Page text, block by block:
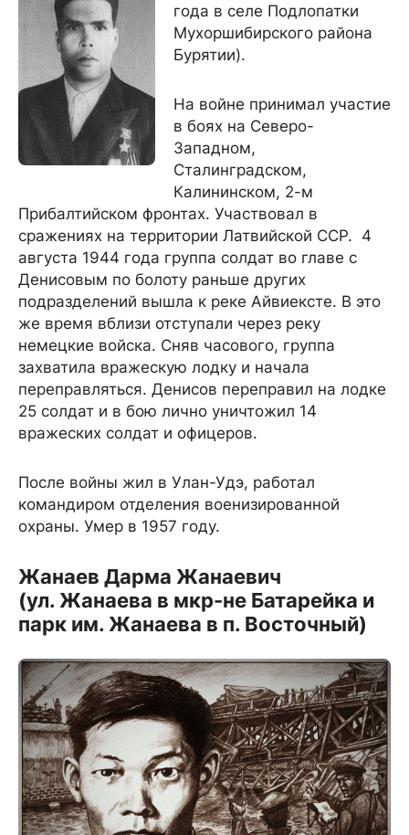
года в селе Подлопатки
Мухоршибирского района
Бурятии).
На войне принимал участие
в боях на Северо-
Западном,
Сталинградском,
Калининском, 2-м
Прибалтийском фронтах. Участвовал в
сражениях на территории Латвийской ССР. 4
августа 1944 года группа солдат во главе с
Денисовым по болоту раньше других
подразделений вышла к реке Айвиексте. В это
же время вблизи отступали через реку
немецкие войска. Сняв часового, группа
захватила вражескую лодку и начала
переправляться. Денисов переправил на лодке
25 солдат и в бою лично уничтожил 14
вражеских солдат и офицеров.
После войны жил в Улан-Удэ, работал
командиром отделения военизированной
охраны. Умер в 1957 году.
Жанаев Дарма Жанаевич
(ул. Жанаева в мкр-не Батарейка и
парк им. Жанаева в п. Восточный)